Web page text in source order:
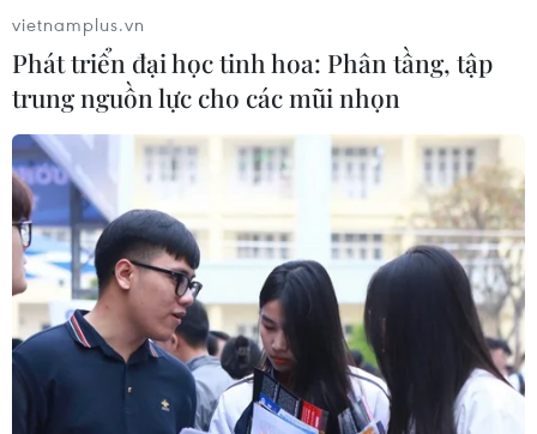
Ấn phẩm báo chí - 'bạn tinh thần'
của những người lính đảo
Những tờ báo in được các chiến sỹ trên các đảo thuộc
huyện Trường Sa, tỉnh Khánh Hòa, nâng niu, đọc từng
dòng tin, từng bài như một món ăn tinh thần không thể
thiếu.
vietnamplus.vn
Phát triển đại học tinh hoa: Phân tầng, tập
trung nguồn lực cho các mũi nhọn